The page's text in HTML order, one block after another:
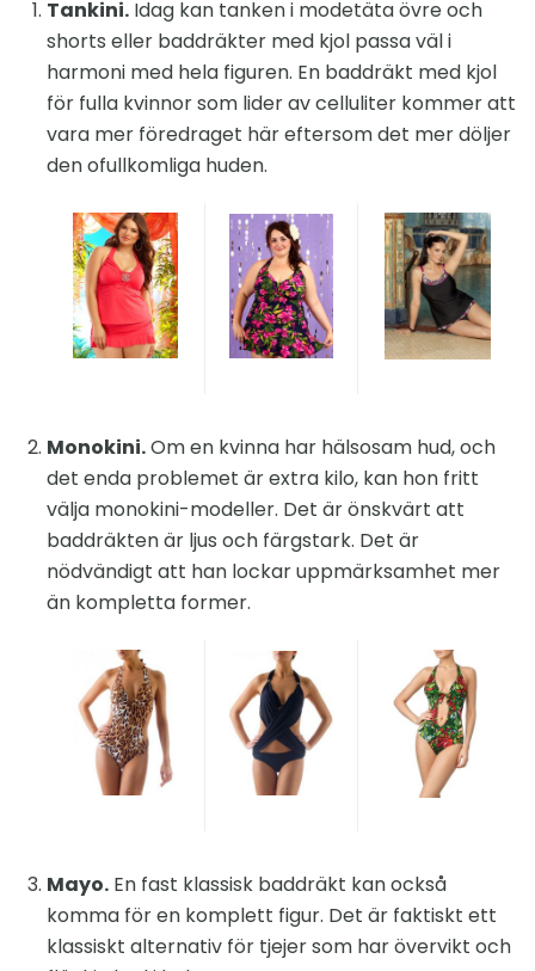
Tankini. Idag kan tanken i modetäta övre och
shorts eller baddräkter med kjol passa väl i
harmoni med hela figuren. En baddräkt med kjol
för fulla kvinnor som lider av celluliter kommer att
vara mer föredraget här eftersom det mer döljer
den ofullkomliga huden.
Monokini.Om en kvinna har hälsosam hud, och
det enda problemet är extra kilo, kan hon fritt
välja monokini-modeller. Det är önskvärt att
baddräkten är ljus och färgstark. Det är
nödvändigt att han lockar uppmärksamhet mer
än kompletta former.
Mayo. En fast klassisk baddräkt kan också
komma för en komplett figur. Det är faktiskt ett
klassiskt alternativ för tjejer som har övervikt och